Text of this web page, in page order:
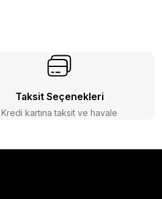
Taksit Seçenekleri
Kredi kartına taksit ve havale